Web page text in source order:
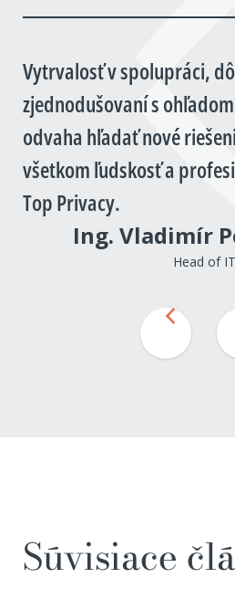
Vytrvalosť v spolupráci,
zjednodušovaní s
odvaha hľadať nové
všetkom ľudskosť a
Top Privacy.
Ing. Vladimír
Head of IT
Súvisiace